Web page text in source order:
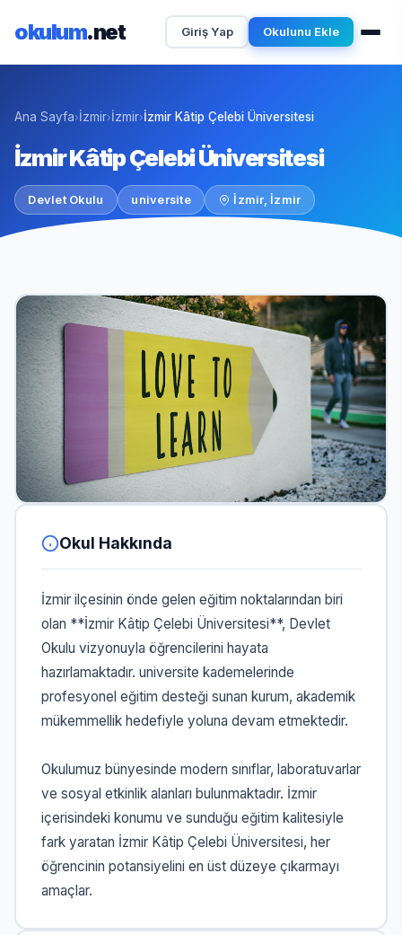
okulum.net Giriş Yap Okulunu Ekle
Ana Sayfa›İzmir›İzmir›İzmir Kâtip Çelebi Üniversitesi
İzmir Kâtip Çelebi Üniversitesi
Devlet Okulu universite İzmir, İzmir
Okul Hakkında
İzmir ilçesinin önde gelen eğitim noktalarından biri
olan **İzmir Kâtip Çelebi Üniversitesi**, Devlet
Okulu vizyonuyla öğrencilerini hayata
hazırlamaktadır. universite kademelerinde
profesyonel eğitim desteği sunan kurum, akademik
mükemmellik hedefiyle yoluna devam etmektedir.
Okulumuz bünyesinde modern sınıflar, laboratuvarlar
ve sosyal etkinlik alanları bulunmaktadır. İzmir
içerisindeki konumu ve sunduğu eğitim kalitesiyle
fark yaratan İzmir Kâtip Çelebi Üniversitesi, her
öğrencinin potansiyelini en üst düzeye çıkarmayı
amaçlar.